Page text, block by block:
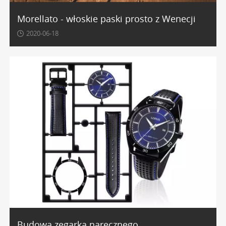
oraz system szybkiej wymiany, ułatwiający samodzielną
zmianę paska w zależności od nastroju czy okazji.
Paski i bransolety Morellato -
odpowiedzi na kluczowe pytania
Jak dobrać prawidłowy rozmiar paska
Morellato do mojego zegarka?
Aby wybrać odpowiedni rozmiar, należy zmierzyć
szerokość między uszami koperty zegarka, czyli w miejscu
mocowania paska. Wartość ta, podawana w milimetrach,
jest kluczowym parametrem. Większość pasków Morellato
ma standardowe szerokości (np. 18 mm, 20 mm, 22 mm),
a informacja o rozmiarze jest zawsze podana w specyfikacji
produktu, co ułatwia dokonanie właściwego wyboru.
Morellato - włoskie paski prosto z Wenecji
2020-06-18